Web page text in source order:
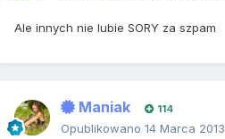
Ale innych nie lubie SORY za szpam
Maniak 114
Opublikowano 14 Marca 2013